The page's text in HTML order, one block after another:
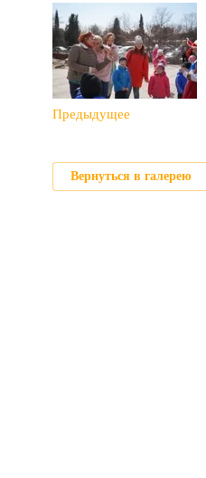
Предыдущее
Вернуться в галерею